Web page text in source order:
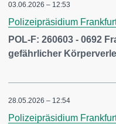
03.06.2026 – 12:53
Polizeipräsidium
POL-F: 260603 - 0692
gefährlicher
28.05.2026 – 12:54
Polizeipräsidium